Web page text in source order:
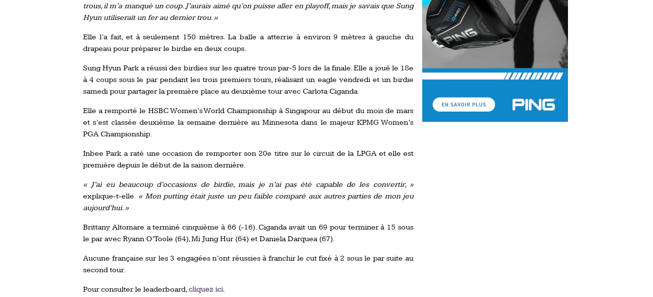
trous, il m’a manqué un coup. J’aurais aimé qu’on puisse aller en playoff, mais je savais que Sung
Hyun utiliserait un fer au dernier trou. »
Elle l’a fait, et à seulement 150 mètres. La balle a atterrie à environ 9 mètres à gauche du
drapeau pour préparer le birdie en deux coups.
Sung Hyun Park a réussi des birdies sur les quatre trous par-5 lors de la finale. Elle a joué le 18e
à 4 coups sous le par pendant les trois premiers tours, réalisant un eagle vendredi et un birdie
samedi pour partager la première place au deuxième tour avec Carlota Ciganda.
Elle a remporté le HSBC Women’s World Championship à Singapour au début du mois de mars
et s’est classée deuxième la semaine dernière au Minnesota dans le majeur KPMG Women’s
PGA Championship.
Inbee Park a raté une occasion de remporter son 20e titre sur le circuit de la LPGA et elle est
première depuis le début de la saison dernière.
« J’ai eu beaucoup d’occasions de birdie, mais je n’ai pas été capable de les convertir, »
explique-t-elle. « Mon putting était juste un peu faible comparé aux autres parties de mon jeu
aujourd’hui. »
Brittany Altomare a terminé cinquième à 66 (-16). Ciganda avait un 69 pour terminer à 15 sous
le par avec Ryann O’Toole (64), Mi Jung Hur (64) et Daniela Darquea (67).
Aucune française sur les 3 engagées n’ont réussies à franchir le cut fixé à 2 sous le par suite au
second tour.
Pour consulter le leaderboard,cliquez ici.
Debout en Bouts prolonge la Fashion Week à
Roland-Garros
Chypre